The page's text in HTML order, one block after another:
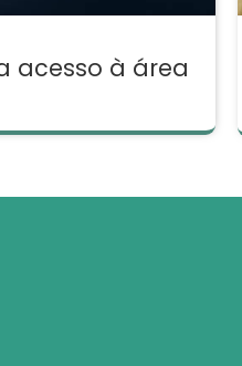
acesso à área